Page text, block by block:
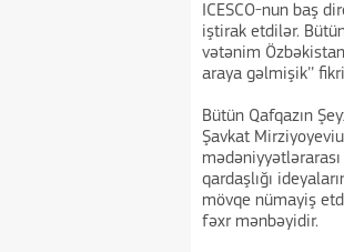
ICESCO-nun baş
iştirak etdilər.
vətənim
araya gəlmişik’’
Bütün Qafqazın
Şavkat
qardaşlığı
mövqe nümayiş
fəxr mənbəyidir.